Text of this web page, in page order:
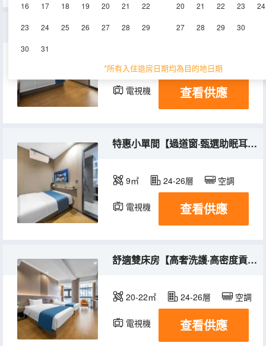
16 17 18 19 20 21 22
23 24 25 26 27 28 29
30 31
20 21 22 23 24
27 28 29 30
*所有入住退房日期均為目的地日期
22-26㎡ 26層
電視機 查看供應
特惠小單間【過道窗·甄選助眠耳塞】
9㎡ 24-26層 空調
電視機 查看供應
舒適雙床房【高奢洗護·高密度貢緞床品】
20-22㎡ 24-26層 空調
電視機 查看供應